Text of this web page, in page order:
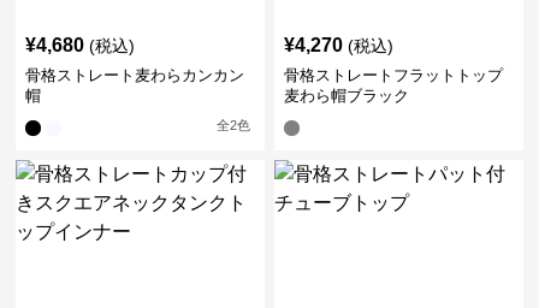
¥4,680 (税込)
骨格ストレート麦わらカンカン
帽
全2色
¥4,270 (税込)
骨格ストレートフラットトップ
麦わら帽ブラック